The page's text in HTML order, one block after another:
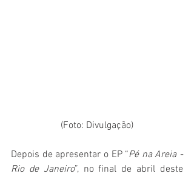
(Foto: Divulgação)
Depois de apresentar o EP “Pé na Areia -
Rio de Janeiro”, no final de abril deste